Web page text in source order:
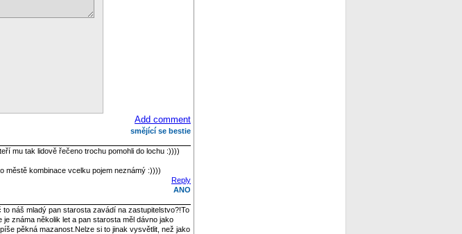
Add comment
smějící se bestie
mu tak lidově řečeno trochu pomohli do lochu :))))
městě kombinace vcelku pojem neznámý :))))
Reply
ANO
náš mladý pan starosta zavádí na zastupitelstvo?!To
známa několik let a pan starosta měl dávno jako
pěkná mazanost.Nelze si to jinak vysvětlit, než jako